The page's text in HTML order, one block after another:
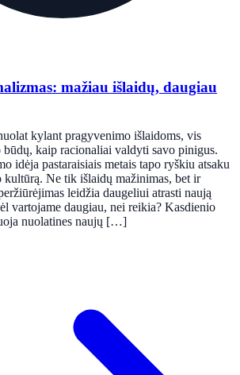
mažiau išlaidų, daugiau
kylant pragyvenimo išlaidoms, vis
būdų, kaip racionaliai valdyti savo pinigus.
idėja pastaraisiais metais tapo ryškiu atsaku
Ne tik išlaidų mažinimas, bet ir
leidžia daugeliui atrasti naują
vartojame daugiau, nei reikia? Kasdienio
nuolatines naujų […]